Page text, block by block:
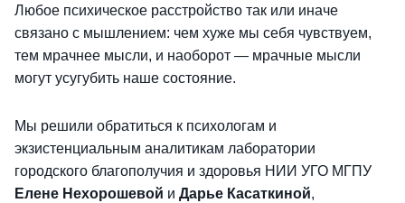
Любое психическое расстройство так или иначе
связано с мышлением: чем хуже мы себя чувствуем,
тем мрачнее мысли, и наоборот — мрачные мысли
могут усугубить наше состояние.
Мы решили обратиться к психологам и
экзистенциальным аналитикам лаборатории
городского благополучия и здоровья НИИ УГО МГПУ
Елене Нехорошевой и Дарье Касаткиной,